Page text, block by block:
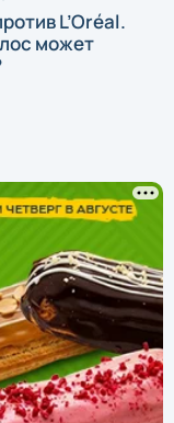
L’Oréal.
может